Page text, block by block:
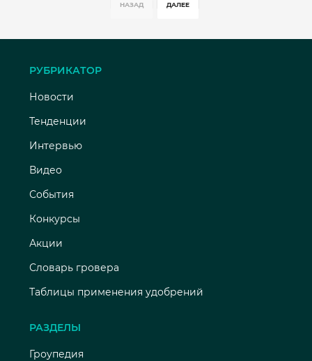
НАЗАД ДАЛЕЕ
РУБРИКАТОР
Новости
Тенденции
Интервью
Видео
События
Конкурсы
Акции
Словарь гровера
Таблицы применения удобрений
РАЗДЕЛЫ
Гроупедия